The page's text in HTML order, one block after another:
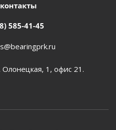
585-41-45
Олонецкая, 1, офис 21.